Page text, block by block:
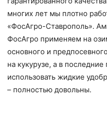
многих лет мы плотно
«ФосАгро-Ставрополь».
ФосАгро применяем на
основного и
на кукурузе, а в
использовать жидкие
– полностью довольны.